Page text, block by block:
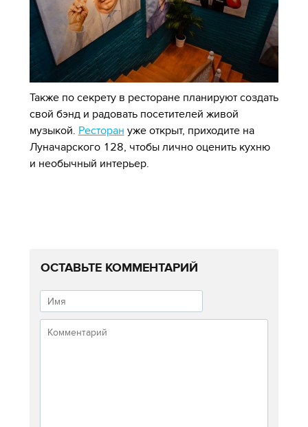
Также по секрету в ресторане планируют создать
свой бэнд и радовать посетителей живой
музыкой. Ресторан уже открыт, приходите на
Луначарского 128, чтобы лично оценить кухню
и необычный интерьер.
ОСТАВЬТЕ КОММЕНТАРИЙ